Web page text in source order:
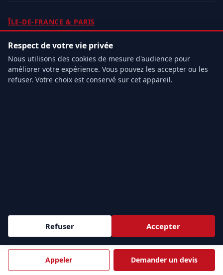
Appeler Demander un devis
ÎLE-DE-FRANCE & PARIS
PARIS
Nanterre
Courbevoie
Boulogne-Billancourt
Le Bourget
VAL-D'OISE 95
Roissy-en-France
Argenteuil
YVELINES 78
Vélizy-Villacoublay
Versailles
Montigny-le-Bretonneux
Respect de votre vie privée
Nous utilisons des cookies de mesure d'audience pour
améliorer votre expérience. Vous pouvez les accepter ou les
refuser. Votre choix est conservé sur cet appareil.
Refuser Accepter